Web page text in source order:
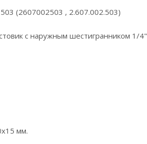
(2607002503 , 2.607.002.503)
с наружным шестигранником 1/4"
мм.